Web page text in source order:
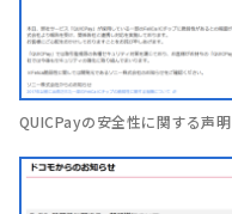
QUICPayの安全性に関する声明